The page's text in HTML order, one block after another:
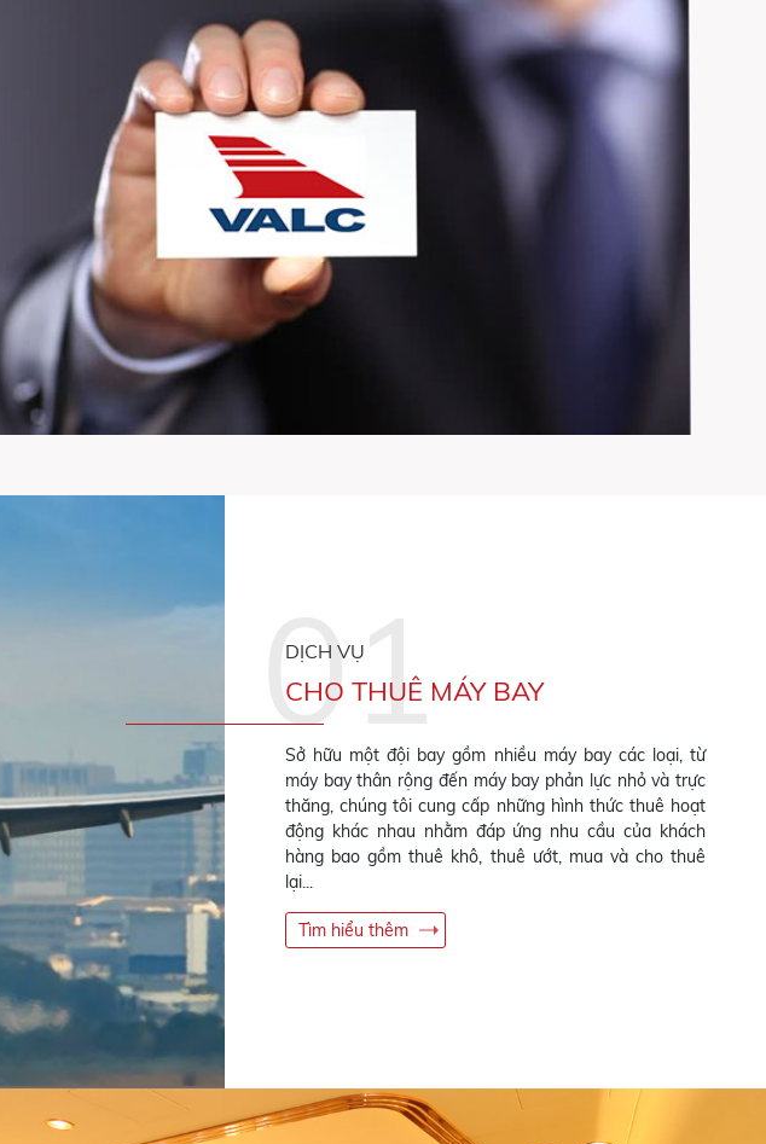
DỊCH VỤ
CHO THUÊ MÁY BAY
Sở hữu một đội bay gồm nhiều máy bay các loại, từ
máy bay thân rộng đến máy bay phản lực nhỏ và trực
thăng, chúng tôi cung cấp những hình thức thuê hoạt
động khác nhau nhằm đáp ứng nhu cầu của khách
hàng bao gồm thuê khô, thuê ướt, mua và cho thuê
lại...
Tìm hiểu thêm